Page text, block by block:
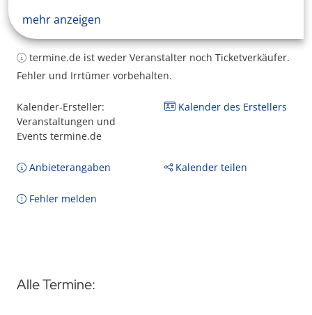
mehr anzeigen
termine.de ist weder Veranstalter noch Ticketverkäufer.
Fehler und Irrtümer vorbehalten.
Kalender-Ersteller:
Veranstaltungen und
Events termine.de
Kalender des Erstellers
Anbieterangaben Kalender teilen
Fehler melden
Alle Termine: